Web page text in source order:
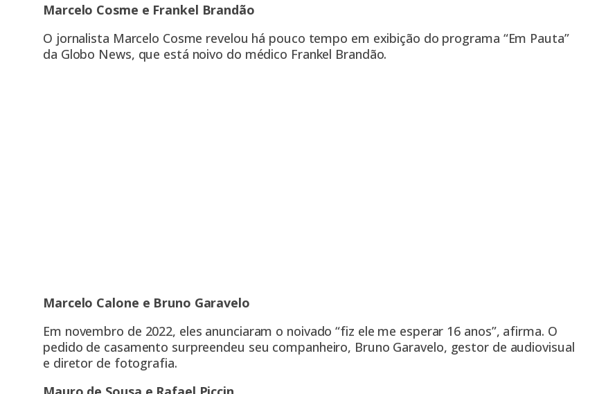
Marcelo Cosme e Frankel Brandão
O jornalista Marcelo Cosme revelou há pouco tempo em exibição do programa “Em Pauta”
da Globo News, que está noivo do médico Frankel Brandão.
Marcelo Calone e Bruno Garavelo
Em novembro de 2022, eles anunciaram o noivado “fiz ele me esperar 16 anos”, afirma. O
pedido de casamento surpreendeu seu companheiro, Bruno Garavelo, gestor de audiovisual
e diretor de fotografia.